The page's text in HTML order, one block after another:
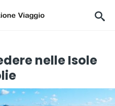
nelle Isole